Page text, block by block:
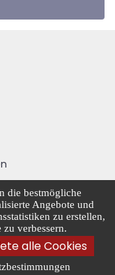
die bestmögliche
Angebote und
zu erstellen,
verbessern.
alle Cookies